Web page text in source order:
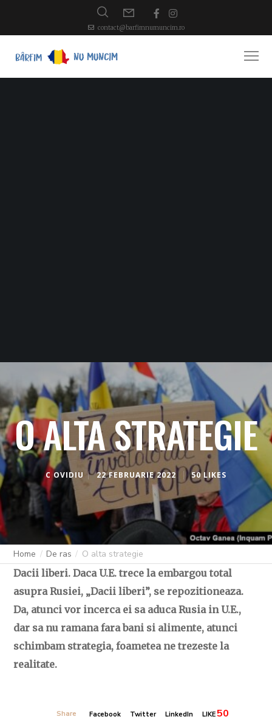
contact@barfimnumuncim.ro
O ALTA STRATEGIE
C OVIDIU 22 FEBRUARIE 2022 50 LIKES
Home De ras O alta strategie
Dacii liberi. Daca U.E. trece la embargou total
asupra Rusiei, „Dacii liberi”, se repozitioneaza.
Da, atunci vor incerca ei sa aduca Rusia in U.E.,
dar sa nu ramana fara bani si alimente, atunci
schimbam strategia, foametea ne trezeste la
realitate.
Share Facebook Twitter LinkedIn LIKE50